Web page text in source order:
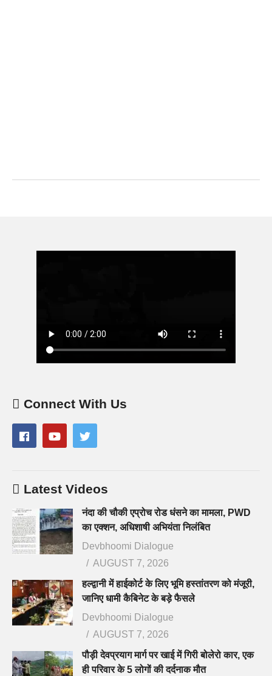
Connect With Us
Latest Videos
नंदा की चौकी एप्रोच रोड धंसने का मामला, PWD
का एक्शन, अधिशाषी अभियंता निलंबित
Devbhoomi Dialogue
AUGUST 7, 2026
हल्द्वानी में हाईकोर्ट के लिए भूमि हस्तांतरण को मंजूरी,
जानिए धामी कैबिनेट के बड़े फैसले
Devbhoomi Dialogue
AUGUST 7, 2026
पौड़ी देवप्रयाग मार्ग पर खाई में गिरी बोलेरो कार, एक
ही परिवार के 5 लोगों की दर्दनाक मौत